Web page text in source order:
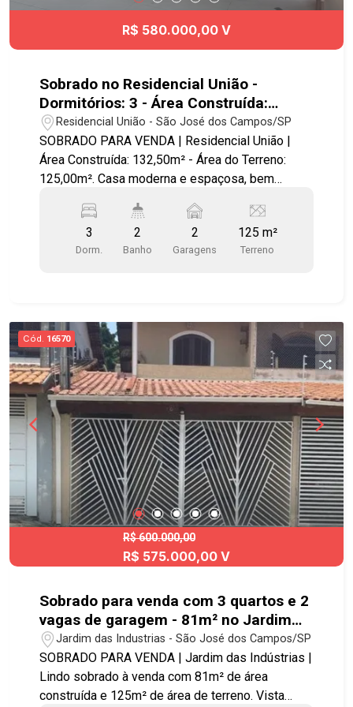
R$ 580.000,00 V
Sobrado no Residencial União -
Dormitórios: 3 - Área Construída:
132,50m² - Área do Terreno: 125,00m²
Residencial União - São José dos Campos/SP
SOBRADO PARA VENDA | Residencial União |
Área Construída: 132,50m² - Área do Terreno:
125,00m². Casa moderna e espaçosa, bem
faculdade Anhanguera e com fácil acesso às
principais vias da cidade. Possui cerca elétrica
para maior segurança. - Dormitórios: 3 um com
armários planejados - Closet - Sacada -
Churrasqueira - Sótão pode ser usado como
quarto ou escritório - Sala com rack para TV
Agende uma visita e venha conhecer essa linda
casa!
3
Dorm.
2
Banho
2
Garagens
125 m²
Terreno
Cód. 16570
R$ 600.000,00
R$ 575.000,00 V
Sobrado para venda com 3 quartos e 2
vagas de garagem - 81m² no Jardim
das Indústrias
Jardim das Industrias - São José dos Campos/SP
SOBRADO PARA VENDA | Jardim das Indústrias |
Lindo sobrado à venda com 81m² de área
construída e 125m² de área de terreno. Vista